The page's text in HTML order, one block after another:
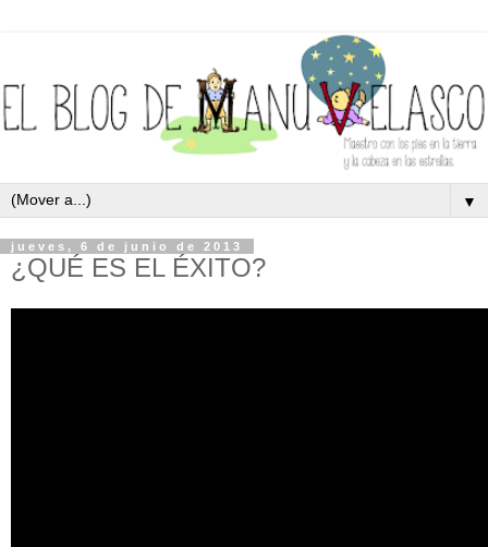
▼
jueves, 6 de junio de 2013
¿QUÉ ES EL ÉXITO?